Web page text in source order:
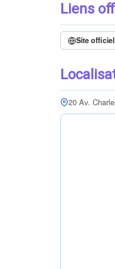
Liens
Site officiel
20 Av.